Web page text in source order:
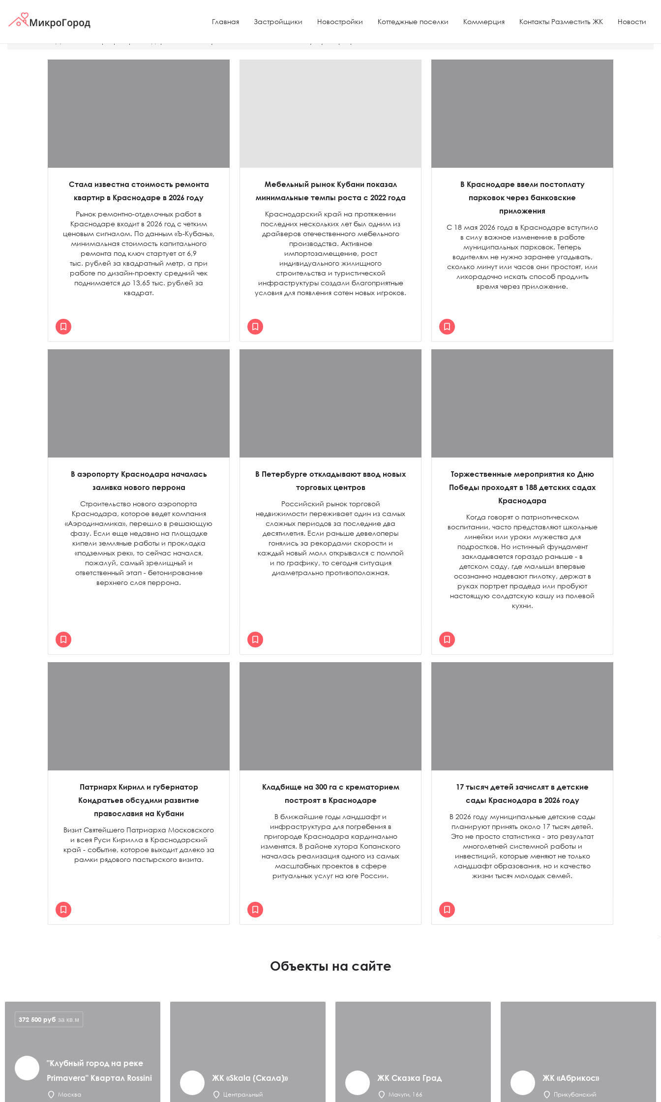
Главная Застройщики Новостройки Коттеджные поселки Коммерция Контакты Разместить ЖК Новости
Стала известна стоимость ремонта
квартир в Краснодаре в 2026 году
Рынок ремонтно-отделочных работ в
Краснодаре входит в 2026 год с четким
ценовым сигналом. По данным «Ъ-Кубань»,
минимальная стоимость капитального
ремонта под ключ стартует от 6,9
тыс. рублей за квадратный метр, а при
работе по дизайн-проекту средний чек
поднимается до 13,65 тыс. рублей за
квадрат.
Мебельный рынок Кубани показал
минимальные темпы роста с 2022 года
Краснодарский край на протяжении
последних нескольких лет был одним из
драйверов отечественного мебельного
производства. Активное
импортозамещение, рост
индивидуального жилищного
строительства и туристической
инфраструктуры создали благоприятные
условия для появления сотен новых игроков.
В Краснодаре ввели постоплату
парковок через банковские
приложения
С 18 мая 2026 года в Краснодаре вступило
в силу важное изменение в работе
муниципальных парковок. Теперь
водителям не нужно заранее угадывать,
сколько минут или часов они простоят, или
лихорадочно искать способ продлить
время через приложение.
В аэропорту Краснодара началась
заливка нового перрона
Строительство нового аэропорта
Краснодара, которое ведет компания
«Аэродинамика», перешло в решающую
фазу. Если еще недавно на площадке
кипели земляные работы и прокладка
«подземных рек», то сейчас начался,
пожалуй, самый зрелищный и
ответственный этап - бетонирование
верхнего слоя перрона.
В Петербурге откладывают ввод новых
торговых центров
Российский рынок торговой
недвижимости переживает один из самых
сложных периодов за последние два
десятилетия. Если раньше девелоперы
гонялись за рекордами скорости и
каждый новый молл открывался с помпой
и по графику, то сегодня ситуация
диаметрально противоположная.
Торжественные мероприятия ко Дню
Победы проходят в 188 детских садах
Краснодара
Когда говорят о патриотическом
воспитании, часто представляют школьные
линейки или уроки мужества для
подростков. Но истинный фундамент
закладывается гораздо раньше - в
детском саду, где малыши впервые
осознанно надевают пилотку, держат в
руках портрет прадеда или пробуют
настоящую солдатскую кашу из полевой
кухни.
Патриарх Кирилл и губернатор
Кондратьев обсудили развитие
православия на Кубани
Визит Святейшего Патриарха Московского
и всея Руси Кирилла в Краснодарский
край - событие, которое выходит далеко за
рамки рядового пастырского визита.
Кладбище на 300 га с крематорием
построят в Краснодаре
В ближайшие годы ландшафт и
инфраструктура для погребения в
пригороде Краснодара кардинально
изменятся. В районе хутора Копанского
началась реализация одного из самых
масштабных проектов в сфере
ритуальных услуг на юге России.
17 тысяч детей зачислят в детские
сады Краснодара в 2026 году
В 2026 году муниципальные детские сады
планируют принять около 17 тысяч детей.
Это не просто статистика - это результат
многолетней системной работы и
инвестиций, которые меняют не только
ландшафт образования, но и качество
жизни тысяч молодых семей.
Объекты на сайте
"Клубный город на реке
Primavera" Квартал Rossini
Москва
372 500 руб за кв.м
ЖК «Skala (Скала)»
Центральный
ЖК Сказка Град
Мачуги, 166
ЖК «Абрикос»
Прикубанский